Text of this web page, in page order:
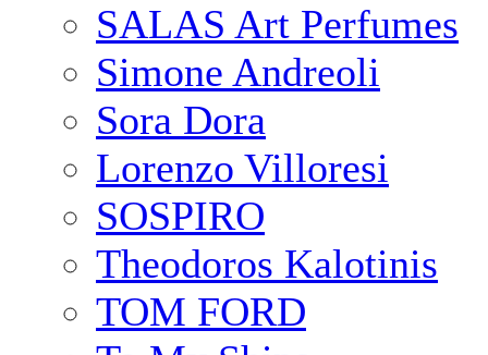
SALAS Art Perfumes
Simone Andreoli
Sora Dora
Lorenzo Villoresi
SOSPIRO
Theodoros Kalotinis
TOM FORD